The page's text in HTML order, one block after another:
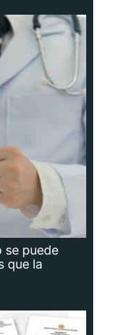
se puede
que la